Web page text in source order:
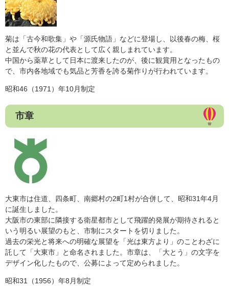
菊は「古今和歌集」や「源氏物語」などに登場し、以後春の梅、桜
と並んで秋の花の代表として広く親しまれています。
中国から薬草として日本に渡来したのが、後に観賞用となったもの
で、市内各地域でも気品と芳香を誇る菊作りが行われています。
昭和46（1971）年10月制定
市章
大東市は住道、四条町、南郷村の2町1村が合併して、昭和31年4月
に誕生しました。
大阪市の東部に隣接する衛星都市として飛躍的発展が期待されると
いう明るい展望のもと、市制にスタートを切りました。
過去の栄光と将来への明確な展望を「光は東方より」のことわざに
託して「大東市」と命名されました。市章は、「大とう」の文字を
デザイン化したもので、公募によって定められました。
昭和31（1956）年8月制定